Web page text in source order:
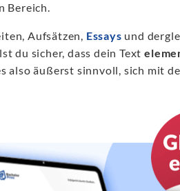
Bereich.
Aufsätzen, Essays und
du sicher, dass dein Text
also äußerst sinnvoll, sich mit